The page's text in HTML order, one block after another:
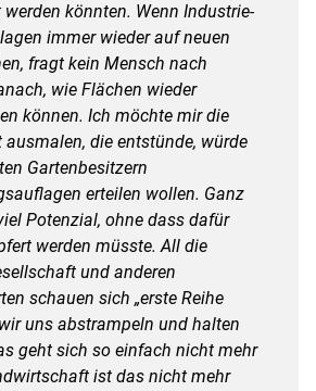
könnten. Wenn Industrie-
immer wieder auf neuen
fragt kein Mensch nach
wie Flächen wieder
können. Ich möchte mir die
die entstünde, würde
Gartenbesitzern
erteilen wollen. Ganz
Potenzial, ohne dass dafür
werden müsste. All die
und anderen
schauen sich „erste Reihe
uns abstrampeln und halten
geht sich so einfach nicht mehr
ist das nicht mehr